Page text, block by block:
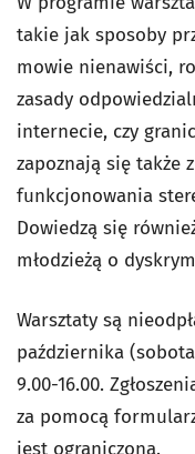
takie jak sposoby
mowie nienawiści,
zasady
internecie, czy
zapoznają się także
funkcjonowania
Dowiedzą się
młodzieżą o
Warsztaty są
października
9.00-16.00.
za pomocą
jest ograniczona.